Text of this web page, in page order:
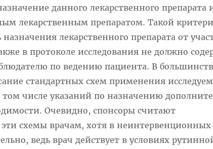
данного лекарственного препарата
лекарственным препаратом. Такой
лекарственного препарата от
в протоколе исследования не должно
по ведению пациента. В
стандартных схем применения
том числе указаний по назначению
Очевидно, спонсоры считают
схемы врачам, хотя в неинтервенционных
ведь врач действует в условиях